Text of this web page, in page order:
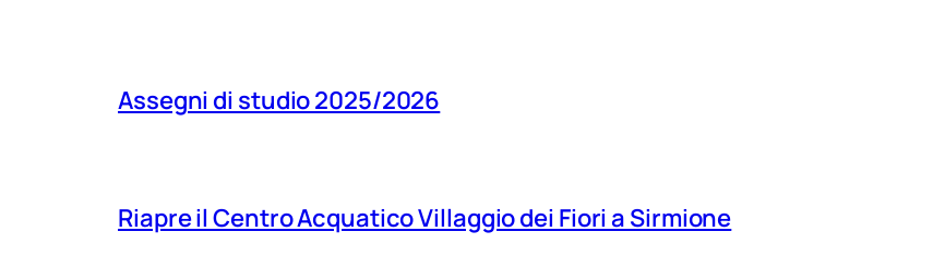
Assegni di studio 2025/2026
Riapre il Centro Acquatico Villaggio dei Fiori a Sirmione